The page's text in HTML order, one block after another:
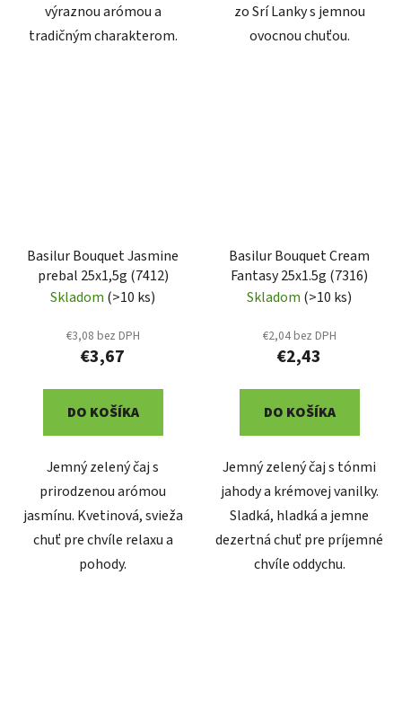
výraznou arómou a
tradičným charakterom.
zo Srí Lanky s jemnou
ovocnou chuťou.
Basilur Bouquet Jasmine
prebal 25x1,5g (7412)
Skladom (>10 ks)
€3,08 bez DPH
€3,67
DO KOŠÍKA
Jemný zelený čaj s
prirodzenou arómou
jasmínu. Kvetinová, svieža
chuť pre chvíle relaxu a
pohody.
Basilur Bouquet Cream
Fantasy 25x1.5g (7316)
Skladom (>10 ks)
€2,04 bez DPH
€2,43
DO KOŠÍKA
Jemný zelený čaj s tónmi
jahody a krémovej vanilky.
Sladká, hladká a jemne
dezertná chuť pre príjemné
chvíle oddychu.